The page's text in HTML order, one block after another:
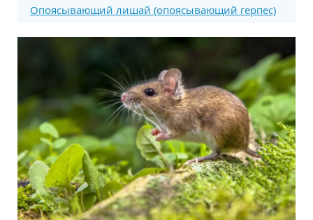
Опоясывающий лишай (опоясывающий герпес)